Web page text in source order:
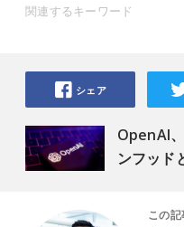
関連するキーワード
OpenAI
ンフッド
シェア
この